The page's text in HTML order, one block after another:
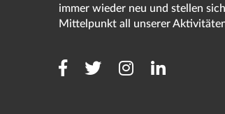
immer wieder neu und stellen
Mittelpunkt all unserer